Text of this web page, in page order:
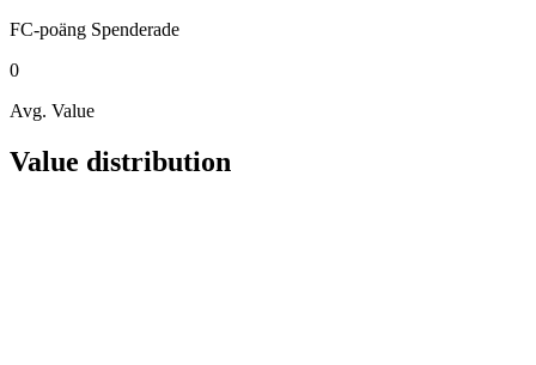
FC-poäng Spenderade
0
Avg. Value
Value distribution